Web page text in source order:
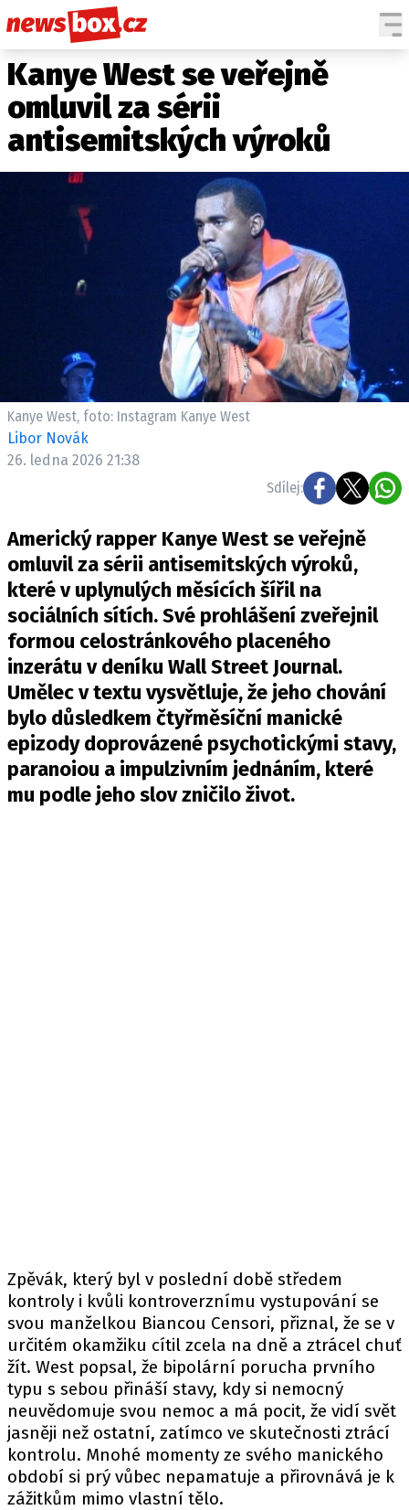
DOMÁCÍ
ZAHRANIČÍ
POČASÍ
KRIMI
EKONOMIKA
SPOLEČNOST
ČESKÉ CELEBRITY
SVĚTOVÉ CELEBRITY
SLEDUJTE NÁS NA|
Máte příběh, fotku nebo video?
Pošlete e-mail na newsbox.cz
KONTAKT
VYDAVATEL
INZERCE
OSOBNÍ ÚDAJE / COOKIES
VOLNÁ MÍSTA
Provozovatelem serveru newsbox.cz je
INCORP MEDIA GROUP s.r.o., IČ: 118 23 054
Kanye West se veřejně
omluvil za sérii
antisemitských výroků
Kanye West, foto: Instagram Kanye West
Libor Novák
26. ledna 2026 21:38
Sdílej:
Americký rapper Kanye West se veřejně
omluvil za sérii antisemitských výroků,
které v uplynulých měsících šířil na
sociálních sítích. Své prohlášení zveřejnil
formou celostránkového placeného
inzerátu v deníku Wall Street Journal.
Umělec v textu vysvětluje, že jeho chování
bylo důsledkem čtyřměsíční manické
epizody doprovázené psychotickými stavy,
paranoiou a impulzivním jednáním, které
mu podle jeho slov zničilo život.
Zpěvák, který byl v poslední době středem
kontroly i kvůli kontroverznímu vystupování se
svou manželkou Biancou Censori, přiznal, že se v
určitém okamžiku cítil zcela na dně a ztrácel chuť
žít. West popsal, že bipolární porucha prvního
typu s sebou přináší stavy, kdy si nemocný
neuvědomuje svou nemoc a má pocit, že vidí svět
jasněji než ostatní, zatímco ve skutečnosti ztrácí
kontrolu. Mnohé momenty ze svého manického
období si prý vůbec nepamatuje a přirovnává je k
zážitkům mimo vlastní tělo.